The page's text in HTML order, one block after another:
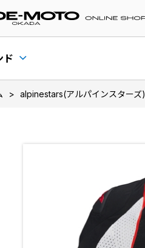
ド
> alpinestars(アルパインスターズ)